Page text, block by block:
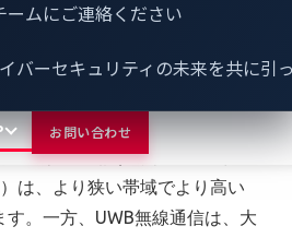
ームにご連絡ください
バーセキュリティの未来を共に引
お問い合わせ
。他の一般的な無線技術と比較
広い周波数帯を使用します。例
160MHzを使用し、Bluetooth
します。
：2G携帯電話）や従来の通信
は、より狭い帯域でより高い
す。一方、UWB無線通信は、大